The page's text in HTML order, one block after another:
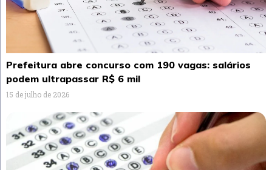
Prefeitura abre concurso com 190 vagas: salários
podem ultrapassar R$ 6 mil
15 de julho de 2026